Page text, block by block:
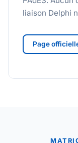
liaison Delphi
Page